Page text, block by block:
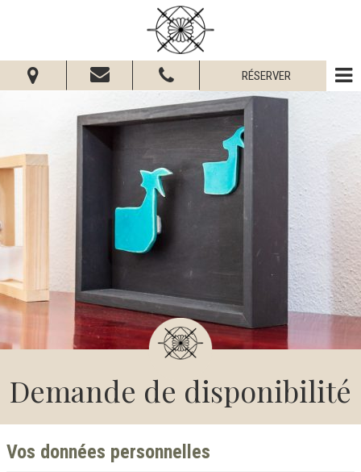
RÉSERVER
Au:
Adultes:
Demander informations
Demande de disponibilité
Vos données personnelles